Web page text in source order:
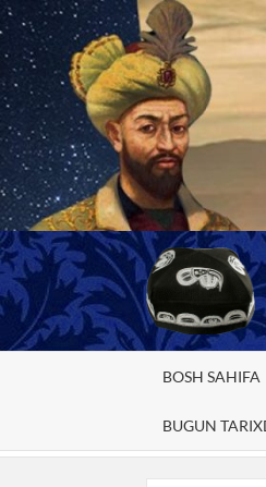
Skip
to
content
BOSH SAHIFA
BUGUN